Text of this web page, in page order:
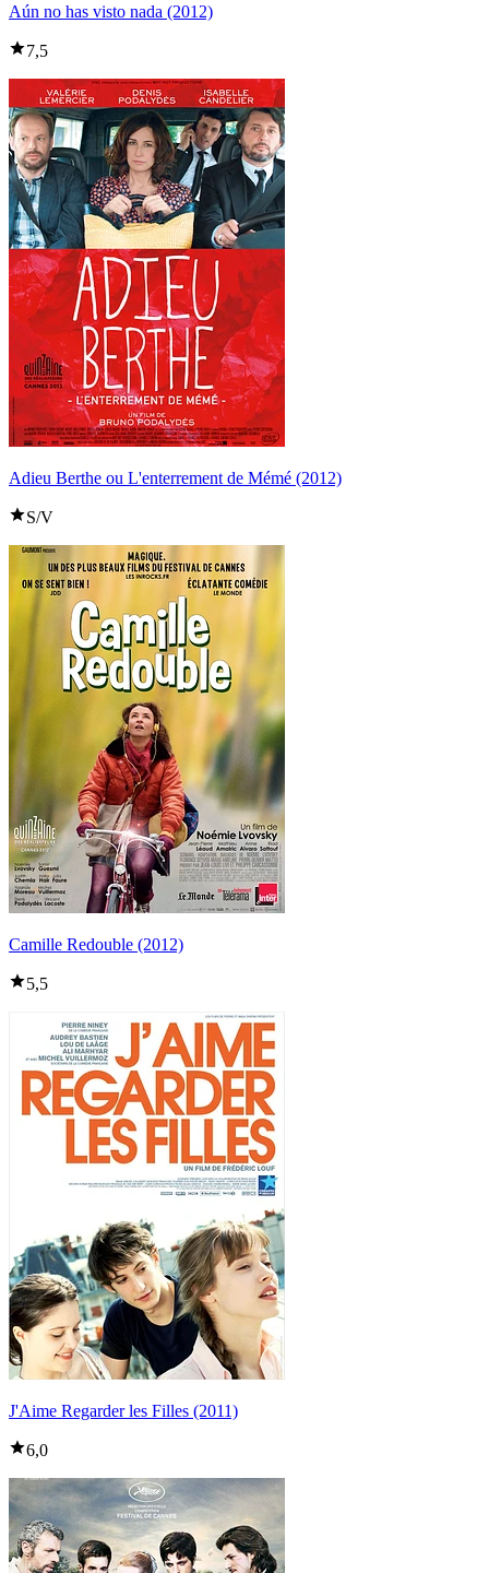
Aún no has visto nada (2012)
7,5
Adieu Berthe ou L'enterrement de Mémé (2012)
S/V
Camille Redouble (2012)
5,5
J'Aime Regarder les Filles (2011)
6,0